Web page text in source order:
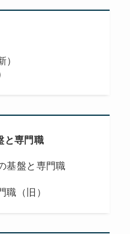
と専門職
基盤と専門職
（旧）